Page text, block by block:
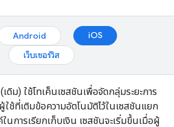
Android
iOS
เว็บเซอร์วิส
ดิม) ใช้โทเค็นเซสชันเพื่อจัดกลุ่มระยะการ
ใช้ที่เติมข้อความอัตโนมัติไว้ในเซสชันแยก
นการเรียกเก็บเงิน เซสชันจะเริ่มขึ้นเมื่อผู้